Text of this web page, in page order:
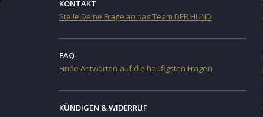
KONTAKT
Stelle Deine Frage an das Team DER HUND
FAQ
Finde Antworten auf die häufigsten Fragen
KÜNDIGEN & WIDERRUF